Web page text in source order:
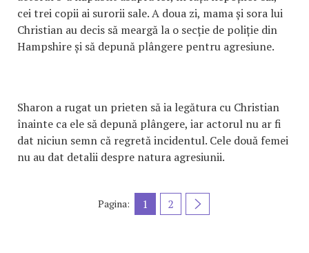
cei trei copii ai surorii sale. A doua zi, mama și sora lui
Christian au decis să meargă la o secție de poliție din
Hampshire și să depună plângere pentru agresiune.
Sharon a rugat un prieten să ia legătura cu Christian
înainte ca ele să depună plângere, iar actorul nu ar fi
dat niciun semn că regretă incidentul. Cele două femei
nu au dat detalii despre natura agresiunii.
Pagina: 1 2